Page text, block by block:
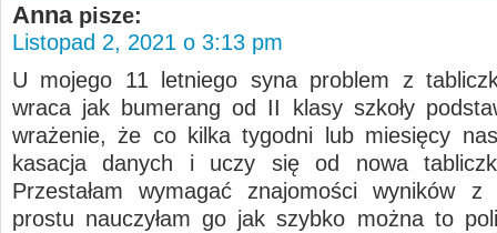
Anna pisze:
Listopad 2, 2021 o 3:13 pm
U mojego 11 letniego syna problem z
wraca jak bumerang od II klasy szkoły
wrażenie, że co kilka tygodni lub miesięcy
kasacja danych i uczy się od nowa
Przestałam wymagać znajomości wyników
prostu nauczyłam go jak szybko można to